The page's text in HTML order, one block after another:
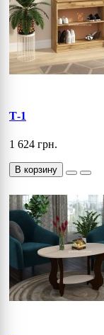
Т-1
1 624 грн.
В корзину